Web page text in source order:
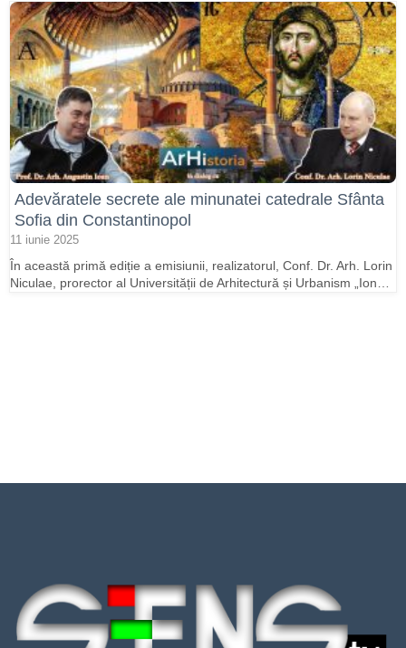
Adevăratele secrete ale minunatei catedrale Sfânta
Sofia din Constantinopol
11 iunie 2025
În această primă ediție a emisiunii, realizatorul, Conf. Dr. Arh. Lorin
Niculae, prorector al Universității de Arhitectură și Urbanism „Ion…